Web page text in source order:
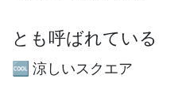
とも呼ばれている
🆒 涼しいスクエア